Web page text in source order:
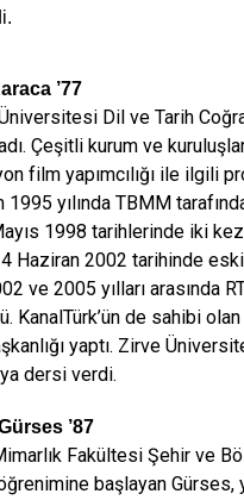
’77
Dil ve Tarih
Çeşitli kurum ve
film yapımcılığı ile ilgili
1995 yılında TBMM
1998 tarihlerinde iki kez
Haziran 2002 tarihinde eski
ve 2005 yılları arasında
KanalTürk’ün de sahibi
yaptı. Zirve
dersi verdi.
’87
Fakültesi Şehir ve
başlayan